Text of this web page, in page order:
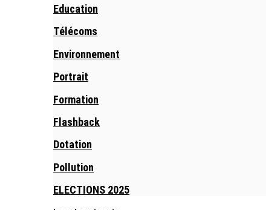
Education
Télécoms
Environnement
Portrait
Formation
Flashback
Dotation
Pollution
ELECTIONS 2025